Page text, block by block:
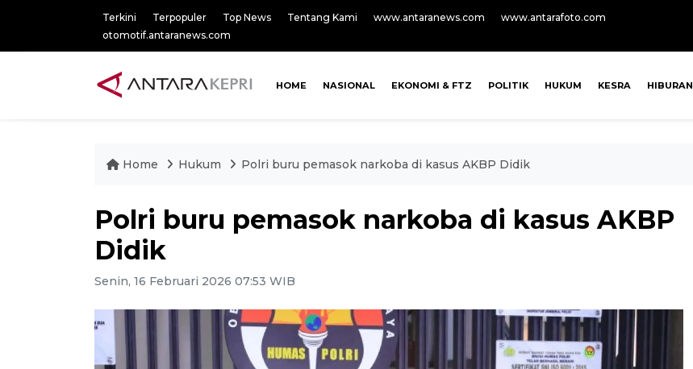
Terkini Terpopuler Top News Tentang Kami www.antaranews.com
www.antarafoto.com
otomotif.antaranews.com
HOME NASIONAL EKONOMI & FTZ POLITIK HUKUM KESRA HIBURAN
Home Hukum Polri buru pemasok narkoba di kasus AKBP Didik
Polri buru pemasok narkoba di kasus AKBP
Didik
Senin, 16 Februari 2026 07:53 WIB